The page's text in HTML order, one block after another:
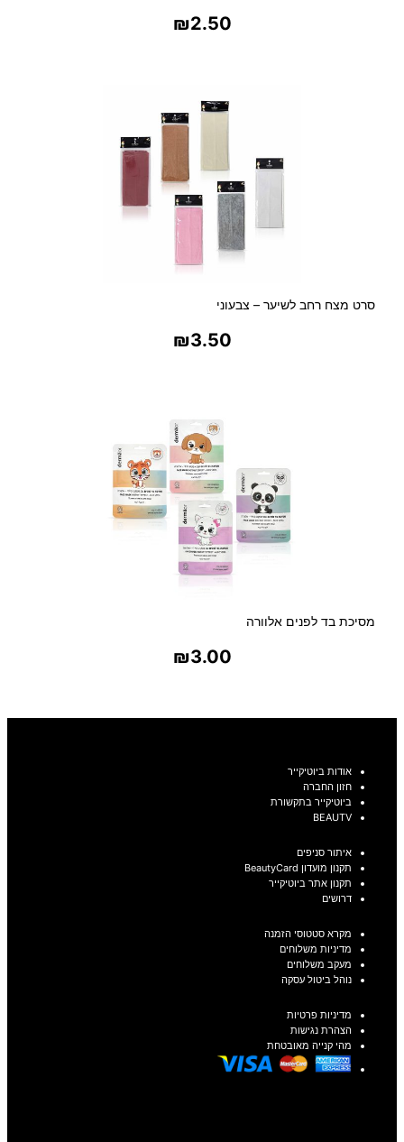
₪2.50
סרט מצח רחב לשיער – צבעוני
₪3.50
מסיכת בד לפנים אלוורה
₪3.00
אודות ביוטיקייר
חזון החברה
ביוטיקייר בתקשורת
BEAUTV
איתור סניפים
תקנון מועדון BeautyCard
תקנון אתר ביוטיקייר
דרושים
מקרא סטטוסי הזמנה
מדיניות משלוחים
מעקב משלוחים
נוהל ביטול עסקה
מדיניות פרטיות
הצהרת נגישות
מהי קנייה מאובטחת